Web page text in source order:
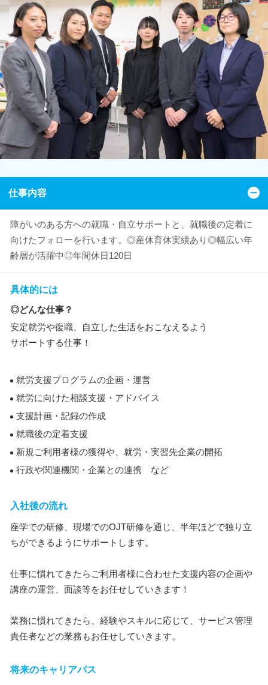
仕事内容
障がいのある方への就職・自立サポートと、就職後の定着に
向けたフォローを行います。◎産休育休実績あり◎幅広い年
齢層が活躍中◎年間休日120日
具体的には
◎どんな仕事？
安定就労や復職、自立した生活をおこなえるよう
サポートする仕事！
就労支援プログラムの企画・運営
就労に向けた相談支援・アドバイス
支援計画・記録の作成
就職後の定着支援
新規ご利用者様の獲得や、就労・実習先企業の開拓
行政や関連機関・企業との連携 など
入社後の流れ
座学での研修、現場でのOJT研修を通じ、半年ほどで独り立
ちができるようにサポートします。
仕事に慣れてきたらご利用者様に合わせた支援内容の企画や
講座の運営、面談等をお任せしていきます！
業務に慣れてきたら、経験やスキルに応じて、サービス管理
責任者などの業務もお任せしていきます。
将来のキャリアパス